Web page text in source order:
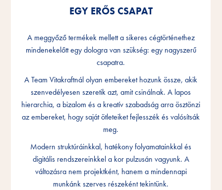
EGY ERŐS CSAPAT
A meggyőző termékek mellett a sikeres cégtörténethez
mindenekelőtt egy dologra van szükség: egy nagyszerű
csapatra.
A Team Vitakraftnál olyan embereket hozunk össze, akik
szenvedélyesen szeretik azt, amit csinálnak. A lapos
hierarchia, a bizalom és a kreatív szabadság arra ösztönzi
az embereket, hogy saját ötleteiket fejlesszék és valósítsák
meg.
Modern struktúráinkkal, hatékony folyamatainkkal és
digitális rendszereinkkel a kor pulzusán vagyunk. A
változásra nem projektként, hanem a mindennapi
munkánk szerves részeként tekintünk.
EGY ERŐS CSAPAT
A meggyőző termékek mellett a sikeres cégtörténethez
mindenekelőtt egy dologra van szükség: egy nagyszerű
csapatra.
A Team Vitakraftnál olyan embereket hozunk össze, akik
szenvedélyesen szeretik azt, amit csinálnak. A lapos
hierarchia, a bizalom és a kreatív szabadság arra ösztönzi
az embereket, hogy saját ötleteiket fejlesszék és valósítsák
meg.
Modern struktúráinkkal, hatékony folyamatainkkal és
digitális rendszereinkkel a kor pulzusán vagyunk. A
változásra nem projektként, hanem a mindennapi
munkánk szerves részeként tekintünk.
EGY ERŐS CSAPAT
A meggyőző termékek mellett a sikeres cégtörténethez
mindenekelőtt egy dologra van szükség: egy nagyszerű
csapatra.
A Team Vitakraftnál olyan embereket hozunk össze, akik
szenvedélyesen szeretik azt, amit csinálnak. A lapos
hierarchia, a bizalom és a kreatív szabadság arra ösztönzi
az embereket, hogy saját ötleteiket fejlesszék és valósítsák
meg.
Modern struktúráinkkal, hatékony folyamatainkkal és
digitális rendszereinkkel a kor pulzusán vagyunk. A
változásra nem projektként, hanem a mindennapi
munkánk szerves részeként tekintünk.